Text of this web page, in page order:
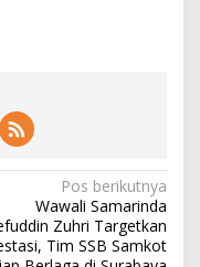
Pos berikutnya
Wawali Samarinda
Zuhri Targetkan
Tim SSB Samkot